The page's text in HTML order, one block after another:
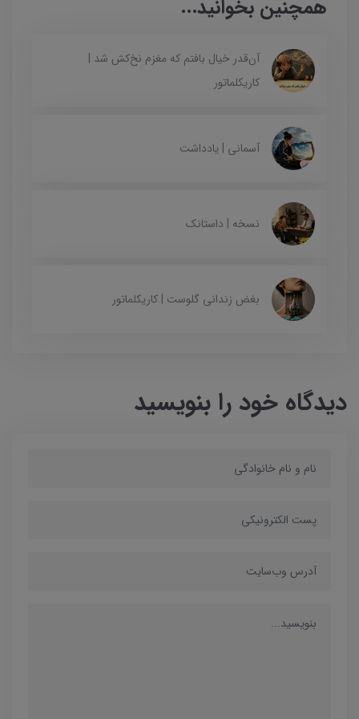
همچنین بخوانید...
آن‌قدر خیال بافتم که مغزم نخ‌کش شد |
کاریکلماتور
آسمانی | یادداشت
نسخه | داستانک
بغض زندانی گلوست | کاریکلماتور
دیدگاه خود را بنویسید